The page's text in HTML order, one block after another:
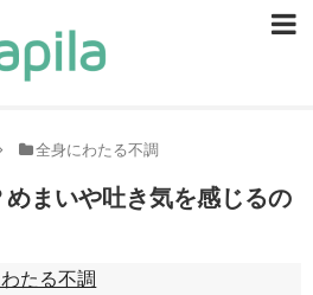
全身にわたる不調
まいや吐き気を感じるの
たる不調